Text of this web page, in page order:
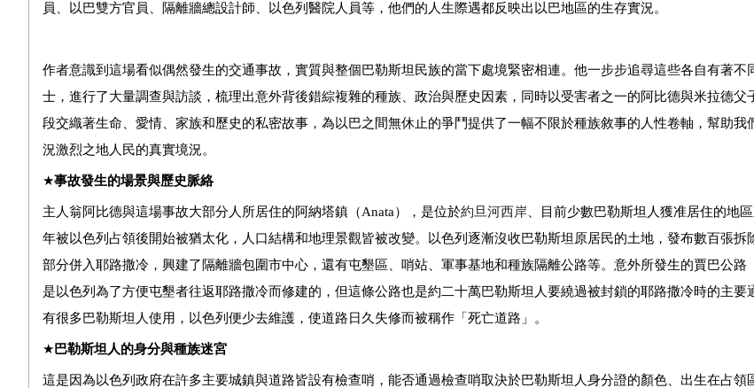
員、以巴雙方官員、隔離牆總設計師、以色列醫院人員等，他們的人生際遇都反映出以巴地區的生存實況。
作者意識到這場看似偶然發生的交通事故，實質與整個巴勒斯坦民族的當下處境緊密相連。他一步步追尋這些各自有著不
士，進行了大量調查與訪談，梳理出意外背後錯綜複雜的種族、政治與歷史因素，同時以受害者之一的阿比德與米拉德父
段交織著生命、愛情、家族和歷史的私密故事，為以巴之間無休止的爭鬥提供了一幅不限於種族敘事的人性卷軸，幫助我
況激烈之地人民的真實境況。
★事故發生的場景與歷史脈絡
主人翁阿比德與這場事故大部分人所居住的阿納塔鎮（Anata），是位於約旦河西岸 、目前少數巴勒斯坦人獲准居住的地
年被以色列占領後開始被猶太化，人口結構和地理景觀皆被改變。以色列逐漸沒收巴勒斯坦原居民的土地，發布數百張拆
部分併入耶路撒冷，興建了隔離牆包圍市中心，還有屯墾區、哨站、軍事基地和種族隔離公路等。意外所發生的賈巴公路
是以色列為了方便屯墾者往返耶路撒冷而修建的，但這條公路也是約二十萬巴勒斯坦人要繞過被封鎖的耶路撒冷時的主要
有很多巴勒斯坦人使用，以色列便少去維護，使道路日久失修而被稱作「死亡道路」。
★ 巴勒斯坦人的身分與種族迷宮
這是因為以色列政府在許多主要城鎮與道路皆設有檢查哨，能否通過檢查哨取決於巴勒斯坦人身分證的顏色、出生在占領